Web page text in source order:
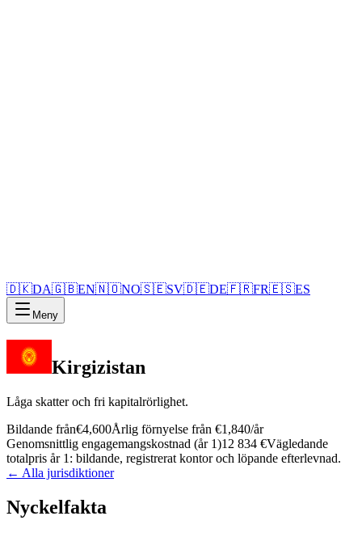
🇩🇰DA🇬🇧EN🇳🇴NO🇸🇪SV🇩🇪DE🇫🇷FR🇪🇸ES
Meny
Kirgizistan
Låga skatter och fri kapitalrörlighet.
Bildande från€4,600Årlig förnyelse från €1,840/år
Genomsnittlig engagemangskostnad (år 1)12 834 €Vägledande
totalpris år 1: bildande, registrerat kontor och löpande efterlevnad.
← Alla jurisdiktioner
Nyckelfakta